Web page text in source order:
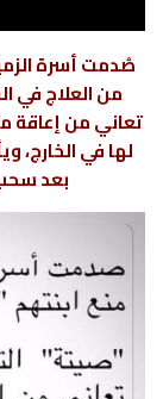
صُدمت أسرة
تعاني من إعاقة
لها في الخارج،
بعد